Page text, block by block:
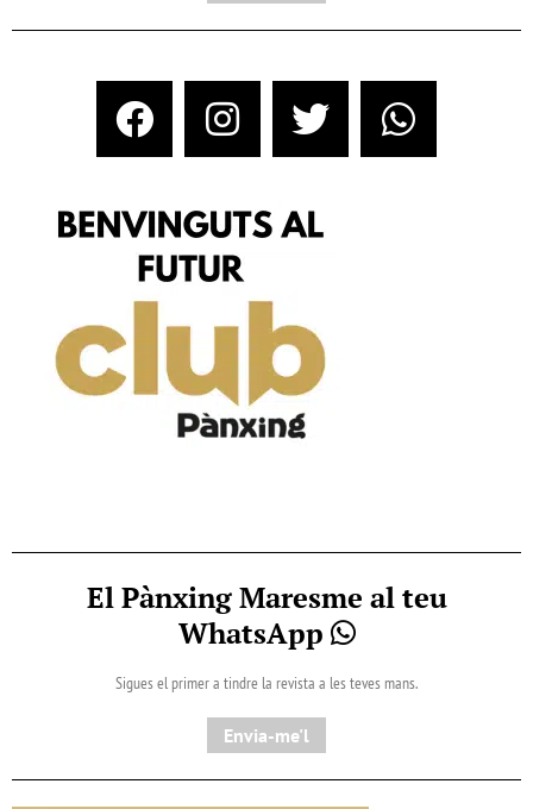
El Pànxing Maresme al teu
WhatsApp
Sigues el primer a tindre la revista a les teves mans.
Envia-me'l